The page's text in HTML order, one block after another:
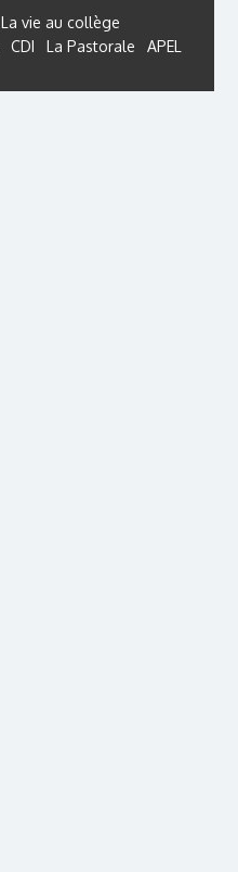
La vie au collège
CDI La Pastorale APEL